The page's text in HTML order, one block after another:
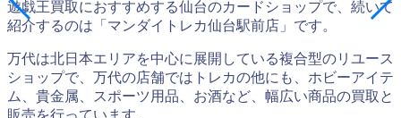
遊戯王買取におすすめする仙台のカードショップで、続いて
紹介するのは「マンダイトレカ仙台駅前店」です。
万代は北日本エリアを中心に展開している複合型のリユース
ショップで、万代の店舗ではトレカの他にも、ホビーアイテ
ム、貴金属、スポーツ用品、お酒など、幅広い商品の買取と
販売を行っています。